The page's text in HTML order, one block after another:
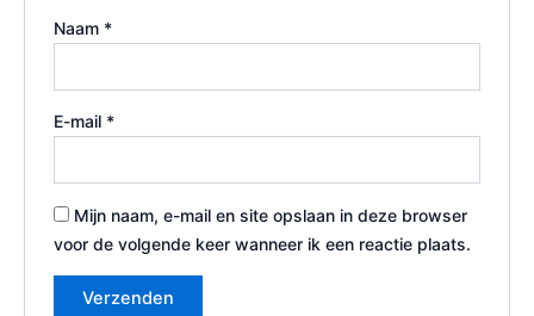
Naam *
E-mail *
Mijn naam, e-mail en site opslaan in deze browser
voor de volgende keer wanneer ik een reactie plaats.